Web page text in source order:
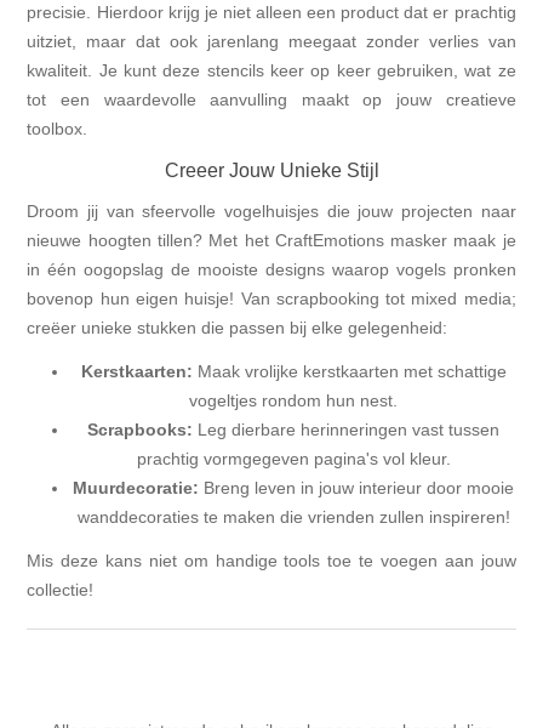
precisie. Hierdoor krijg je niet alleen een product dat er prachtig
uitziet, maar dat ook jarenlang meegaat zonder verlies van
kwaliteit. Je kunt deze stencils keer op keer gebruiken, wat ze
tot een waardevolle aanvulling maakt op jouw creatieve
toolbox.
Creeer Jouw Unieke Stijl
Droom jij van sfeervolle vogelhuisjes die jouw projecten naar
nieuwe hoogten tillen? Met het CraftEmotions masker maak je
in één oogopslag de mooiste designs waarop vogels pronken
bovenop hun eigen huisje! Van scrapbooking tot mixed media;
creëer unieke stukken die passen bij elke gelegenheid:
Kerstkaarten: Maak vrolijke kerstkaarten met schattige
vogeltjes rondom hun nest.
Scrapbooks: Leg dierbare herinneringen vast tussen
prachtig vormgegeven pagina's vol kleur.
Muurdecoratie: Breng leven in jouw interieur door mooie
wanddecoraties te maken die vrienden zullen inspireren!
Mis deze kans niet om handige tools toe te voegen aan jouw
collectie!